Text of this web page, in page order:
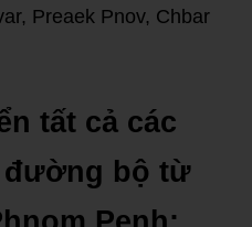
Preaek Pnov, Chbar
tất cả các
đường bộ từ